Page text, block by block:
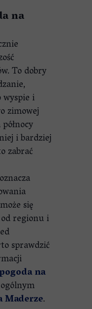
na
To dobry
wyspie i
zimowej
i bardziej
zabrać
się
regionu i
sprawdzić
pogoda na
Maderze.